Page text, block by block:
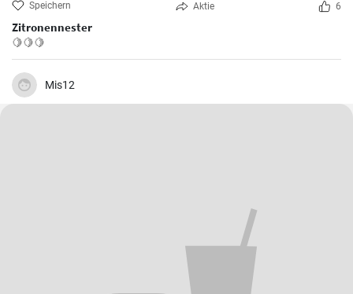
Speichern Aktie 6
Zitronennester
🍋🍋🍋
Mis12